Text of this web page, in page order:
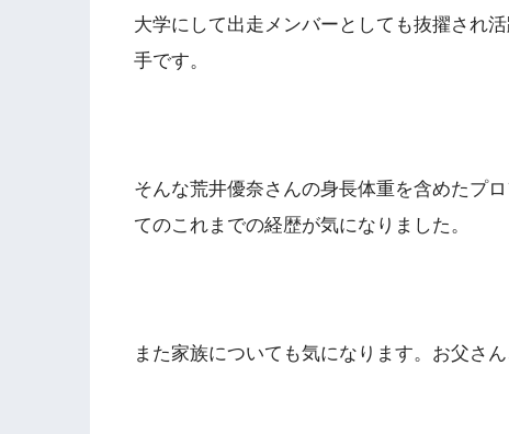
大学にして出走メンバーとしても抜擢され
手です。
そんな荒井優奈さんの身長体重を含めたプ
てのこれまでの経歴が気になりました。
また家族についても気になります。お父さ